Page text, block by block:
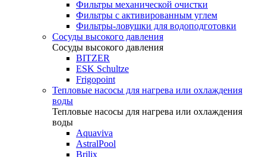
Фильтры механической очистки
Фильтры с активированным углем
Фильтры-ловушки для водоподготовки
Сосуды высокого давления
Сосуды высокого давления
BITZER
ESK Schultze
Frigopoint
Тепловые насосы для нагрева или охлаждения
воды
Тепловые насосы для нагрева или охлаждения
воды
Aquaviva
AstralPool
Brilix